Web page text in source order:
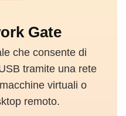
Gate
che consente di
tramite una rete
virtuali o
remoto.